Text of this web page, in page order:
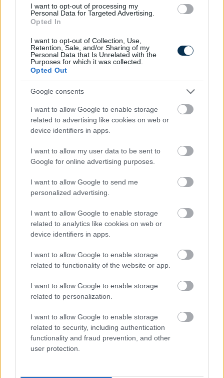
I want to opt-out of processing my
Personal Data for Targeted Advertising.
Opted In
I want to opt-out of Collection, Use,
Retention, Sale, and/or Sharing of my
Personal Data that Is Unrelated with the
Purposes for which it was collected.
Opted Out
Google consents
I want to allow Google to enable storage
related to advertising like cookies on web or
device identifiers in apps.
I want to allow my user data to be sent to
Google for online advertising purposes.
I want to allow Google to send me
personalized advertising.
I want to allow Google to enable storage
related to analytics like cookies on web or
device identifiers in apps.
I want to allow Google to enable storage
related to functionality of the website or app.
I want to allow Google to enable storage
related to personalization.
I want to allow Google to enable storage
related to security, including authentication
functionality and fraud prevention, and other
user protection.
Felismered a mérges gombát? - teszt
Felismered a politikusokat a
szemükről?
971kalkuláció
Felismered az állatot a szeméről?
2114 kalkuláció
Felismered-e a balatoni városokat?
1365kalkuláció